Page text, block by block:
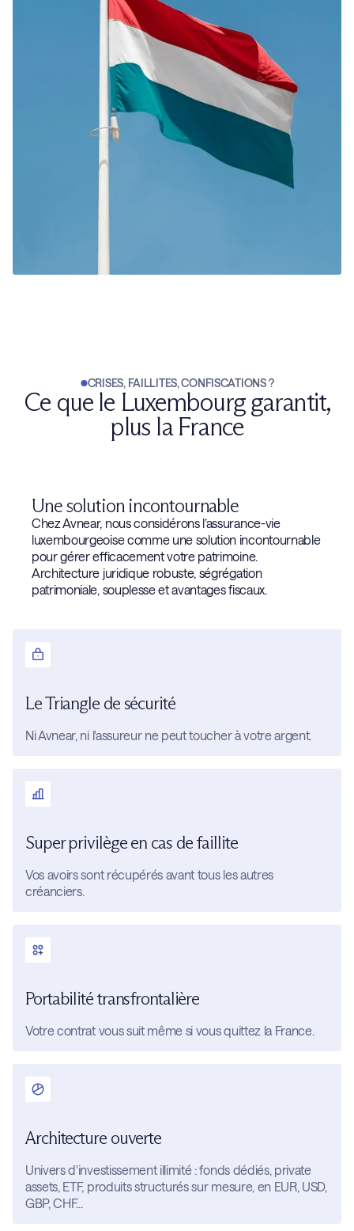
CRISES, FAILLITES, CONFISCATIONS ?
Ce que le Luxembourg garantit,
plus la France
Une solution incontournable
Chez Avnear, nous considérons l’assurance-vie
luxembourgeoise comme une solution incontournable
pour gérer efficacement votre patrimoine.
Architecture juridique robuste, ségrégation
patrimoniale, souplesse et avantages fiscaux.
Le Triangle de sécurité
Ni Avnear, ni l'assureur ne peut toucher à votre argent.
Super privilège en cas de faillite
Vos avoirs sont récupérés avant tous les autres
créanciers.
Portabilité transfrontalière
Votre contrat vous suit même si vous quittez la France.
Architecture ouverte
Univers d'investissement illimité : fonds dédiés, private
assets, ETF, produits structurés sur mesure, en EUR, USD,
GBP, CHF...